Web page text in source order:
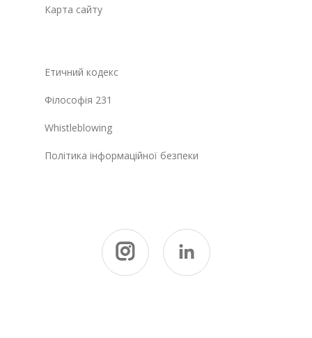
Карта сайту
Етичний кодекс
Філософія 231
Whistleblowing
Політика інформаційної безпеки